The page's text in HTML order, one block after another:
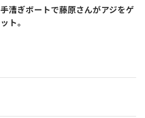
手漕ぎボートで藤原さんがアジをゲ
ット。